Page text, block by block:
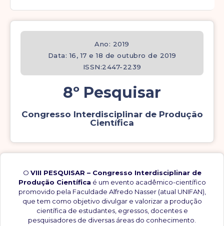
Ano: 2019
Data: 16, 17 e 18 de outubro de 2019
ISSN:2447-2239
8º Pesquisar
Congresso Interdisciplinar de Produção
Científica
O VIII PESQUISAR – Congresso Interdisciplinar de
Produção Científica é um evento acadêmico-científico
promovido pela Faculdade Alfredo Nasser (atual UNIFAN),
que tem como objetivo divulgar e valorizar a produção
científica de estudantes, egressos, docentes e
pesquisadores de diversas áreas do conhecimento.